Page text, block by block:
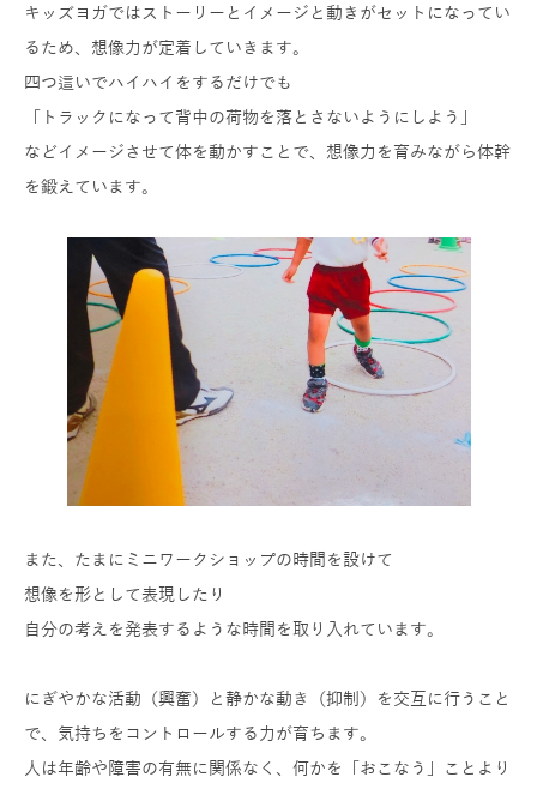
キッズヨガではストーリーとイメージと動きがセットになってい
るため、想像力が定着していきます。
四つ這いでハイハイをするだけでも
「 トラックになって背中の荷物を落とさないようにしよう」
などイメージさせて体を動かすことで、 想像力を育みながら体幹
を鍛えています。
また、たまにミニワークショップの時間を設けて
想像を形として表現したり
自分の考えを発表するような時間を取り入れています。
にぎやかな活動（興奮）と静かな動き（抑制） を交互に行うこと
で、気持ちをコントロールする力が育ちます。
人は年齢や障害の有無に関係なく、何かを「おこなう」 ことより